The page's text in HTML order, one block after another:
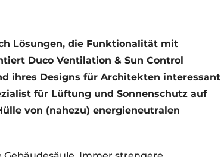
Lösungen, die Funktionalität mit
Duco Ventilation & Sun Control
ihres Designs für Architekten interessant
für Lüftung und Sonnenschutz auf
von (nahezu) energieneutralen